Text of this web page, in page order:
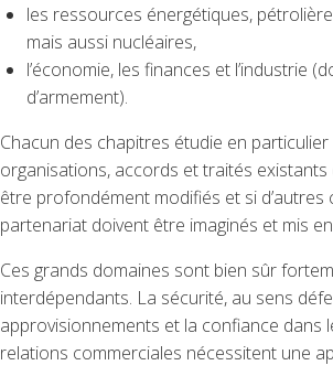
les ressources énergétiques,
mais aussi nucléaires,
l’économie, les finances et l’industrie
d’armement).
Chacun des chapitres étudie en
organisations, accords et traités
être profondément modifiés et si d’autres
partenariat doivent être imaginés et mis
Ces grands domaines sont bien sûr
interdépendants. La sécurité, au sens
approvisionnements et la confiance dans
relations commerciales nécessitent une